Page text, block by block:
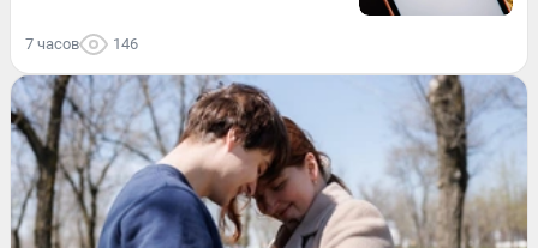
7 часов 146